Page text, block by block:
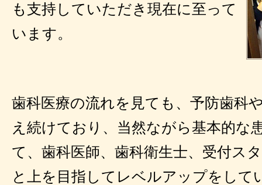
も支持していただき現在に至って
います。
歯科医療の流れを見ても、予防歯科
え続けており、当然ながら基本的な
て、歯科医師、歯科衛生士、受付ス
と上を目指してレベルアップをして